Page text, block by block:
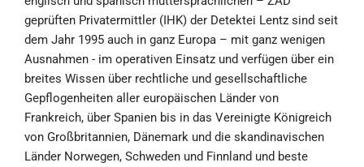
geprüften Privatermittler (IHK) der Detektei Lentz sind seit
dem Jahr 1995 auch in ganz Europa – mit ganz wenigen
Ausnahmen - im operativen Einsatz und verfügen über ein
breites Wissen über rechtliche und gesellschaftliche
Gepflogenheiten aller europäischen Länder von
Frankreich, über Spanien bis in das Vereinigte Königreich
von Großbritannien, Dänemark und die skandinavischen
Länder Norwegen, Schweden und Finnland und beste